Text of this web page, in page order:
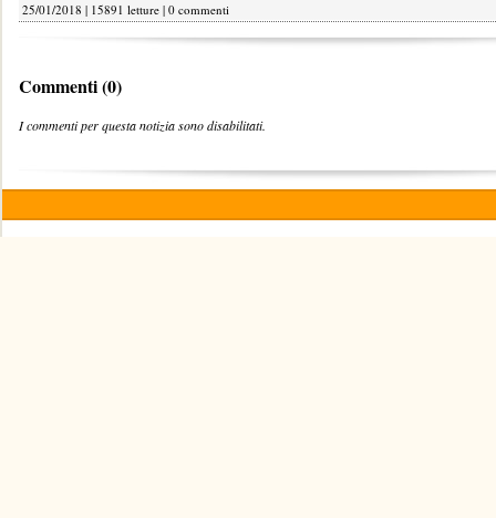
25/01/2018 | 15891 letture | 0 commenti
Commenti (0)
I commenti per questa notizia sono disabilitati.